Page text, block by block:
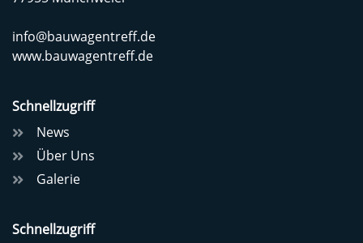
info@bauwagentreff.de
www.bauwagentreff.de
Schnellzugriff
News
Über Uns
Galerie
Schnellzugriff